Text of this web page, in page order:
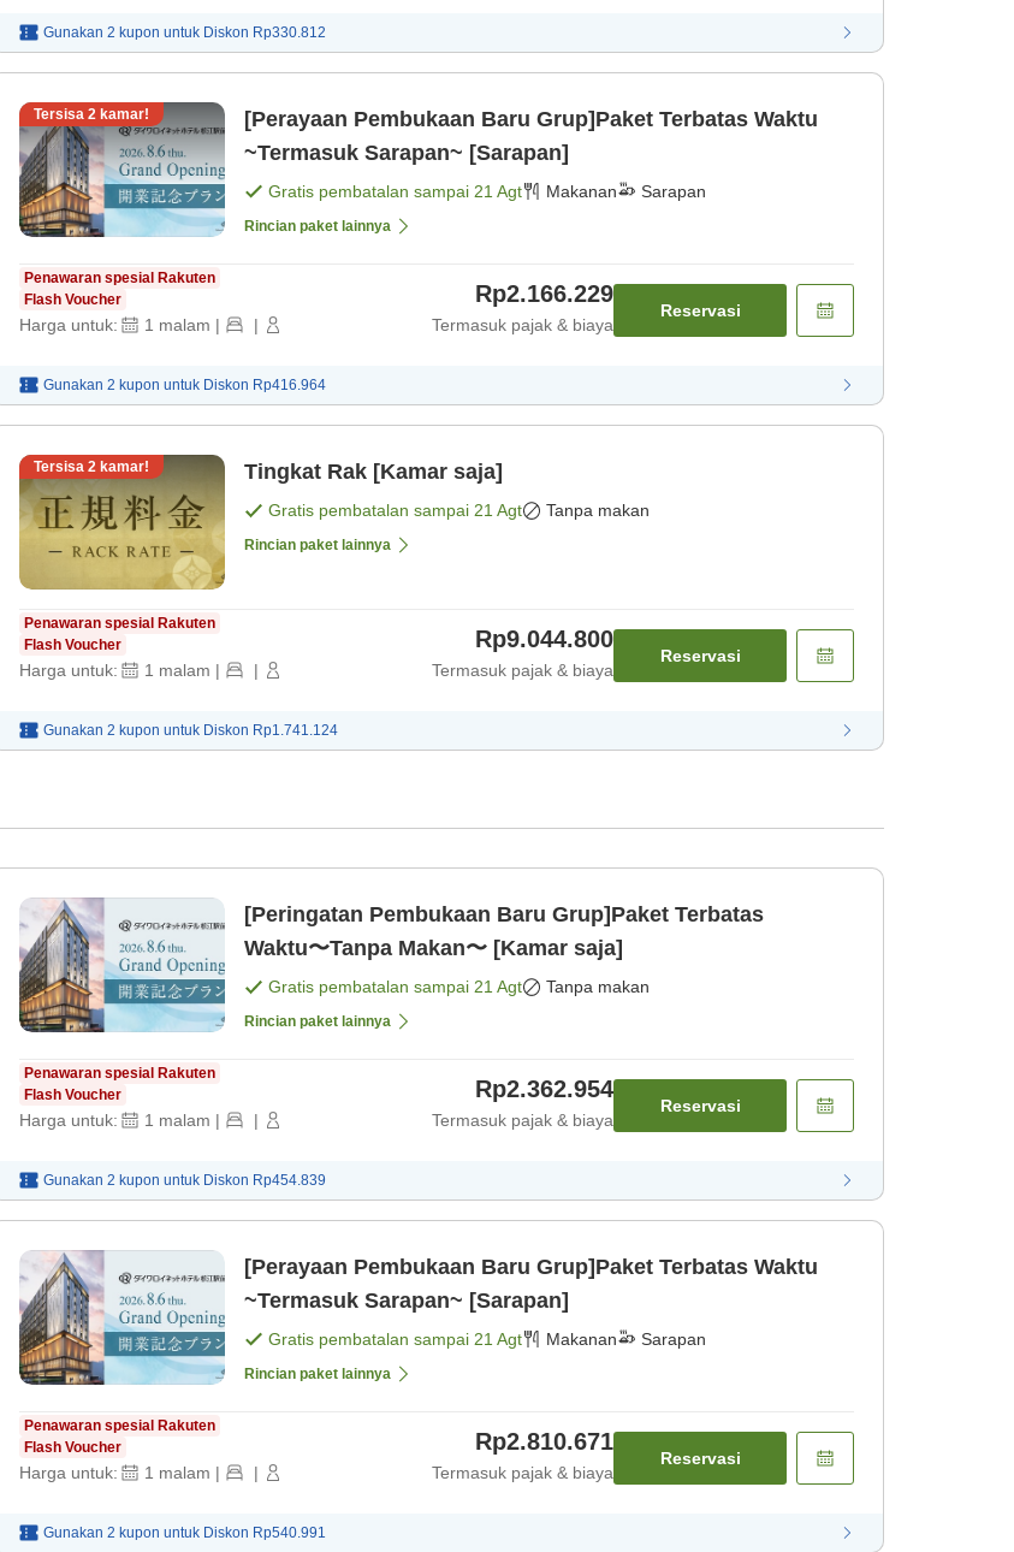
Gunakan 2 kupon untuk Diskon Rp330.812
Tersisa 2 kamar!
[Perayaan Pembukaan Baru Grup]Paket Terbatas Waktu
~Termasuk Sarapan~ [Sarapan]
Gratis pembatalan sampai 21 Agt Makanan Sarapan
Rincian paket lainnya
Penawaran spesial Rakuten
Flash Voucher
Harga untuk: 1 malam | |
Rp2.166.229
Termasuk pajak & biaya
Reservasi
Gunakan 2 kupon untuk Diskon Rp416.964
Tersisa 2 kamar! Tingkat Rak [Kamar saja]
Gratis pembatalan sampai 21 Agt Tanpa makan
Rincian paket lainnya
Penawaran spesial Rakuten
Flash Voucher
Harga untuk: 1 malam | |
Rp9.044.800
Termasuk pajak & biaya
Reservasi
Gunakan 2 kupon untuk Diskon Rp1.741.124
[Peringatan Pembukaan Baru Grup]Paket Terbatas
Waktu〜Tanpa Makan〜 [Kamar saja]
Gratis pembatalan sampai 21 Agt Tanpa makan
Rincian paket lainnya
Penawaran spesial Rakuten
Flash Voucher
Harga untuk: 1 malam | |
Rp2.362.954
Termasuk pajak & biaya
Reservasi
Gunakan 2 kupon untuk Diskon Rp454.839
[Perayaan Pembukaan Baru Grup]Paket Terbatas Waktu
~Termasuk Sarapan~ [Sarapan]
Gratis pembatalan sampai 21 Agt Makanan Sarapan
Rincian paket lainnya
Penawaran spesial Rakuten
Flash Voucher
Harga untuk: 1 malam | |
Rp2.810.671
Termasuk pajak & biaya
Reservasi
Gunakan 2 kupon untuk Diskon Rp540.991